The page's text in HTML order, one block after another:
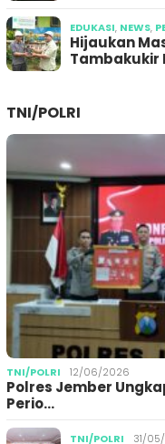
EDUKASI, NEWS,
Hijaukan
Tambakukir
TNI/POLRI
TNI/POLRI 12/06/2026
Polres Jember
Perio…
TNI/POLRI 31/